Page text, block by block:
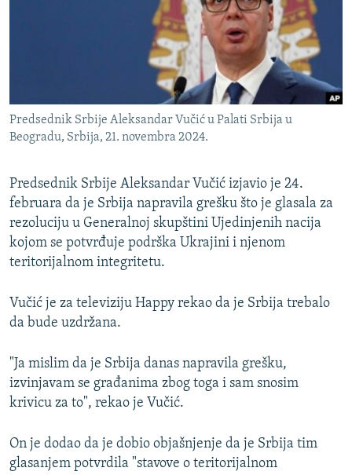
GENOCID U SREBRENICI
TV LIBERTY
POST SCRIPTUM
MOJA EVROPA
TRI DECENIJE OD RATA U BIH
SVE KARTE DEJTONA
NASTANAK I RASPAD JUGOSLAVIJE
PRATITE NAS
Sve RFE/RL stranice
Predsednik Srbije Aleksandar Vučić u Palati Srbija u
Beogradu, Srbija, 21. novembra 2024.
Predsednik Srbije Aleksandar Vučić izjavio je 24.
februara da je Srbija napravila grešku što je glasala za
rezoluciju u Generalnoj skupštini Ujedinjenih nacija
kojom se potvrđuje podrška Ukrajini i njenom
teritorijalnom integritetu.
Vučić je za televiziju Happy rekao da je Srbija trebalo
da bude uzdržana.
"Ja mislim da je Srbija danas napravila grešku,
izvinjavam se građanima zbog toga i sam snosim
krivicu za to", rekao je Vučić.
On je dodao da je dobio objašnjenje da je Srbija tim
glasanjem potvrdila "stavove o teritorijalnom